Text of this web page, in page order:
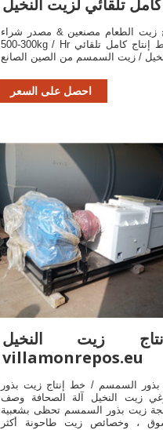
كامل تلقائي لزيت النخيل
زيت الطعام مصنعين & مصدر شراء
300-500kg / Hr زيت الطعام خط إنتاج كامل تلقائي
احصل على السعر
زيت النخيل
villamonrepos.eu
السمسم / خط إنتاج زيت بذور
زيت النخيل آلة الصحافة وصف
زيت بذور السمسم تحظى بشعبية
، وخصائص زيت طاحونة أكثر